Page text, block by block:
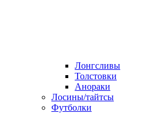
Лонгсливы
Толстовки
Анораки
Лосины/тайтсы
Футболки